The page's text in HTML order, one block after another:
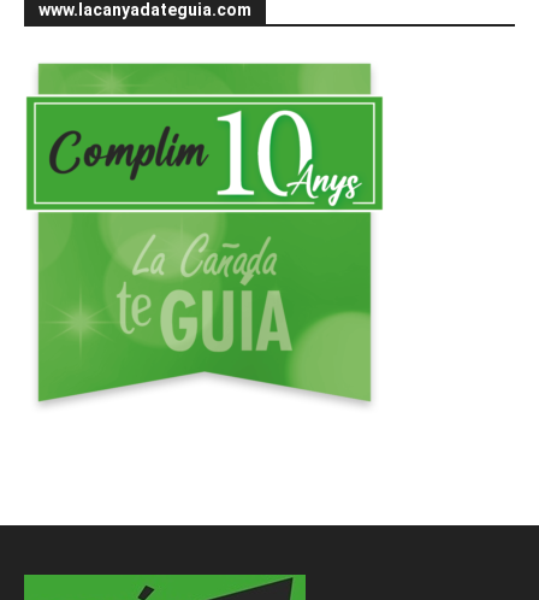
www.lacanyadateguia.com